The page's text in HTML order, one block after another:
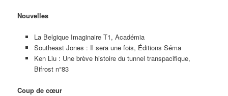
Nouvelles
La Belgique Imaginaire T1, Académia
Southeast Jones : Il sera une fois, Éditions Séma
Ken Liu : Une brève histoire du tunnel transpacifique,
Bifrost n°83
Coup de cœur